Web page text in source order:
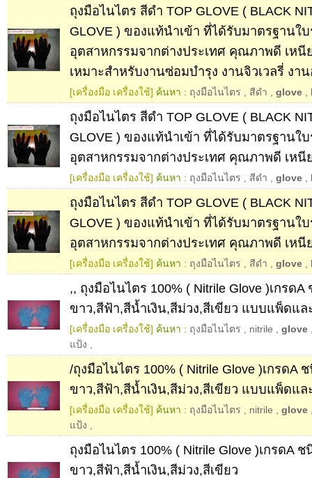
ถุงมือไนไตร สีดำ TOP GLOVE ( BLACK
GLOVE ) ของแท้นำเข้า ที่ได้รับมาตรฐานใ
อุตสาหกรรมจากต่างประเทศ คุณภาพดี เห
เหมาะสำหรับงานซ่อมบำรุง งานจิวเวลรี่ งา
[เครื่องมือ เครื่องใช้] ค้นหา : ถุงมือไนไตร สีดำ glove
ถุงมือไนไตร สีดำ TOP GLOVE ( BLACK
GLOVE ) ของแท้นำเข้า ที่ได้รับมาตรฐานใ
อุตสาหกรรมจากต่างประเทศ คุณภาพดี เหนี
[เครื่องมือ เครื่องใช้] ค้นหา : ถุงมือไนไตร สีดำ glove
ถุงมือไนไตร สีดำ TOP GLOVE ( BLACK
GLOVE ) ของแท้นำเข้า ที่ได้รับมาตรฐานใ
อุตสาหกรรมจากต่างประเทศ คุณภาพดี เห
[เครื่องมือ เครื่องใช้] ค้นหา : ถุงมือไนไตร สีดำ glove
,, ถุงมือไนไตร 100% ( Nitrile Glove )เกรด
ขาว,สีฟ้า,สีน้ำเงิน,สีม่วง,สีเขียว แบบแพ็ดแล
[เครื่องมือ เครื่องใช้] ค้นหา : ถุงมือไนไตร nitrile glove
แป้ง
/ถุงมือไนไตร 100% ( Nitrile Glove )เกรดA
ขาว,สีฟ้า,สีน้ำเงิน,สีม่วง,สีเขียว แบบแพ็ดแล
[เครื่องมือ เครื่องใช้] ค้นหา : ถุงมือไนไตร nitrile glove
แป้ง
ถุงมือไนไตร 100% ( Nitrile Glove )เกรดA
ขาว,สีฟ้า,สีน้ำเงิน,สีม่วง,สีเขียว